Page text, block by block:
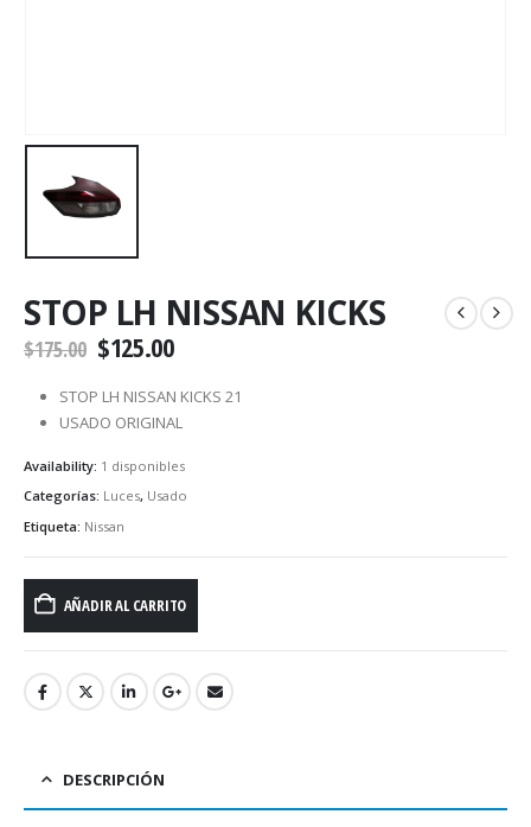
STOP LH NISSAN KICKS
$175.00 $125.00
STOP LH NISSAN KICKS 21
USADO ORIGINAL
Availability: 1 disponibles
Categorías: Luces, Usado
Etiqueta: Nissan
AÑADIR AL CARRITO
DESCRIPCIÓN